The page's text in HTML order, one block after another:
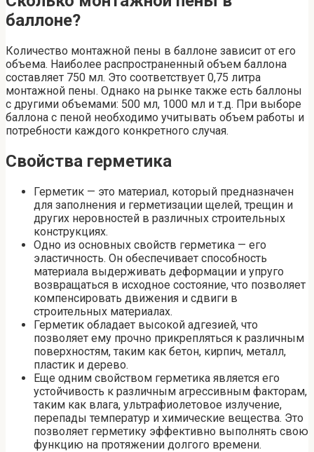
баллоне?
Количество монтажной пены в баллоне зависит от его
объема. Наиболее распространенный объем баллона
составляет 750 мл. Это соответствует 0,75 литра
монтажной пены. Однако на рынке также есть баллоны
с другими объемами: 500 мл, 1000 мл и т.д. При выборе
баллона с пеной необходимо учитывать объем работы и
потребности каждого конкретного случая.
Свойства герметика
Герметик — это материал, который предназначен
для заполнения и герметизации щелей, трещин и
других неровностей в различных строительных
конструкциях.
Одно из основных свойств герметика — его
эластичность. Он обеспечивает способность
материала выдерживать деформации и упруго
возвращаться в исходное состояние, что позволяет
компенсировать движения и сдвиги в
строительных материалах.
Герметик обладает высокой адгезией, что
позволяет ему прочно прикрепляться к различным
поверхностям, таким как бетон, кирпич, металл,
пластик и дерево.
Еще одним свойством герметика является его
устойчивость к различным агрессивным факторам,
таким как влага, ультрафиолетовое излучение,
перепады температур и химические вещества. Это
позволяет герметику эффективно выполнять свою
функцию на протяжении долгого времени.